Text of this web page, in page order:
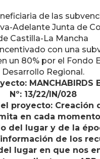
de las
Adelante Junta de
Castilla-La Mancha
con una
un 80% por el Fondo
Desarrollo Regional.
MANCHABIRDS
Nº: 13/22/IN/028
proyecto: Creación
en cada
del lugar y de la
de los
lugar en que nos